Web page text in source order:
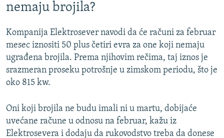
nemaju brojila?
Kompanija Elektrosever navodi da će računi za februar
mesec iznositi 50 plus četiri evra za one koji nemaju
ugrađena brojila. Prema njihovim rečima, taj iznos je
srazmeran proseku potrošnje u zimskom periodu, što je
oko 815 kw.
Oni koji brojila ne budu imali ni u martu, dobijaće
uvećane račune u odnosu na februar, kažu iz
Elektrosevera i dodaju da rukovodstvo treba da donese